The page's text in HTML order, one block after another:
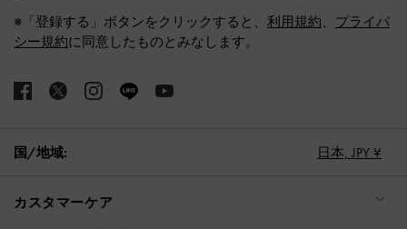
※「登録する」ボタンをクリックすると、 利用規約、 プライバ
シー規約に同意したものとみなします。
国/地域: 日本, JPY ¥
カスタマーケア